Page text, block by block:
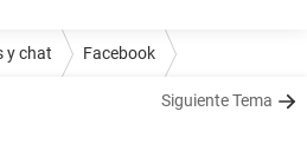
y chat Facebook
Siguiente Tema